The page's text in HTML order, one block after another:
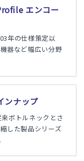
エンコー
年の仕様策定以
器など幅広い分野
ンナップ
ボトルネックとさ
した製品シリーズ